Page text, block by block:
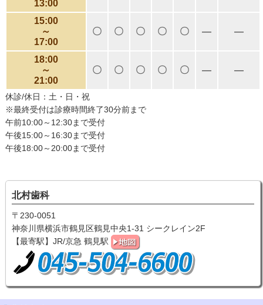
13:00
15:00
～
17:00
〇 〇 〇 〇 〇 ― ―
18:00
～
21:00
〇 〇 〇 〇 〇 ― ―
休診/休日：土・日・祝
※最終受付は診療時間終了30分前まで
午前10:00～12:30まで受付
午後15:00～16:30まで受付
午後18:00～20:00まで受付
北村歯科
〒230-0051
神奈川県横浜市鶴見区鶴見中央1-31 シークレイン2F
【最寄駅】JR/京急 鶴見駅